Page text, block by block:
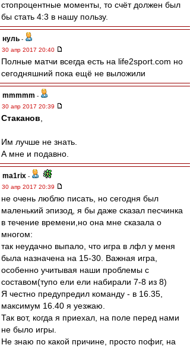
стопроцентные моменты, то счёт должен был
бы стать 4:3 в нашу пользу.
нуль -
30 апр 2017 20:40
Полные матчи всегда есть на life2sport.com но
сегодняшний пока ещё не выложили
mmmmm -
30 апр 2017 20:39
Cтаканов
Им лучше не знать.
А мне и подавно.
ma1rix -
30 апр 2017 20:39
не очень люблю писать, но сегодня был
маленький эпизод, я бы даже сказал песчинка
в течение времени,но она мне сказала о
многом:
так неудачно выпало, что игра в лфл у меня
была назначена на 15-30. Важная игра,
особенно учитывая наши проблемы с
составом(тупо ели ели набирали 7-8 из 8)
Я честно предупредил команду - в 16.35,
максимум 16.40 я уезжаю.
Так вот, когда я приехал, на поле перед нами
не было игры.
Не знаю по какой причине, просто пофиг, на